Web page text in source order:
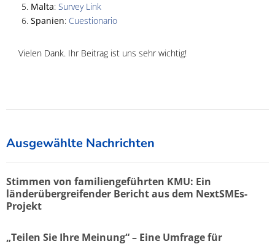
Malta: Survey Link
Spanien: Cuestionario
Vielen Dank. Ihr Beitrag ist uns sehr wichtig!
Ausgewählte Nachrichten
Stimmen von familiengeführten KMU: Ein
länderübergreifender Bericht aus dem NextSMEs-
Projekt
„Teilen Sie Ihre Meinung“ – Eine Umfrage für